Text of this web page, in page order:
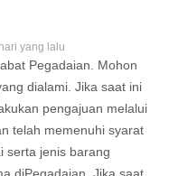
yang lalu
Pegadaian. Mohon
dialami. Jika saat ini
pengajuan melalui
telah memenuhi syarat
serta jenis barang